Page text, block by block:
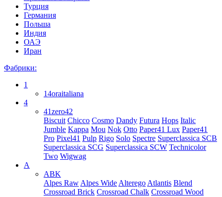
Турция
Германия
Польша
Индия
ОАЭ
Иран
Фабрики:
1
14oraitaliana
4
41zero42
Biscuit Chicco Cosmo Dandy Futura Hops Italic
Jumble Kappa Mou Nok Otto Paper41 Lux Paper41
Pro Pixel41 Pulp Rigo Solo Spectre Superclassica SCB
Superclassica SCG Superclassica SCW Technicolor
Two Wigwag
A
ABK
Alpes Raw Alpes Wide Alterego Atlantis Blend
Crossroad Brick Crossroad Chalk Crossroad Wood